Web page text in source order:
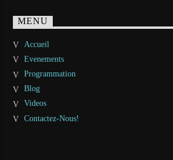
MENU
Accueil
Evenements
Programmation
Blog
Videos
Contactez-Nous!